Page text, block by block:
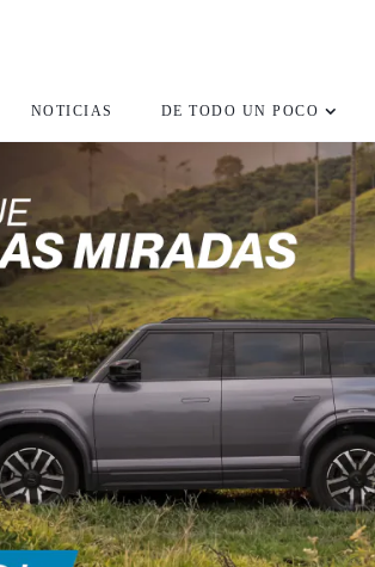
NOTICIAS DE TODO UN POCO